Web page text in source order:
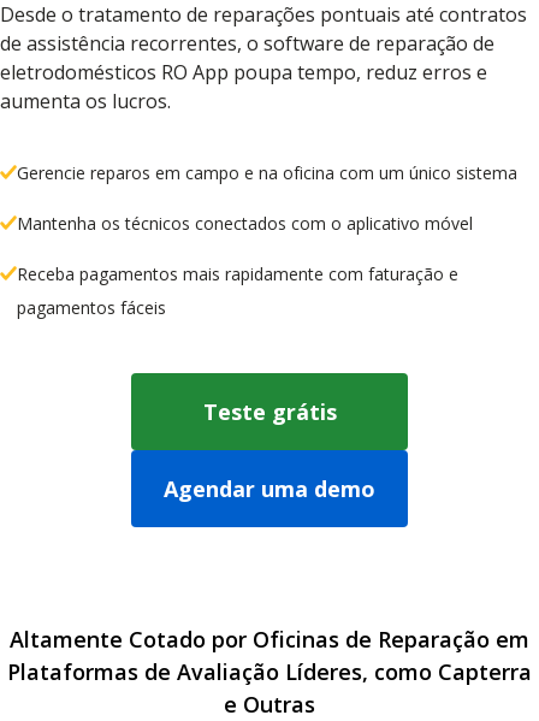
Desde o tratamento de reparações pontuais até contratos
de assistência recorrentes, o software de reparação de
eletrodomésticos RO App poupa tempo, reduz erros e
aumenta os lucros.
Gerencie reparos em campo e na oficina com um único sistema
Mantenha os técnicos conectados com o aplicativo móvel
Receba pagamentos mais rapidamente com faturação e
pagamentos fáceis
Teste grátis
Agendar uma demo
Altamente Cotado por Oficinas de Reparação em
Plataformas de Avaliação Líderes, como Capterra
e Outras